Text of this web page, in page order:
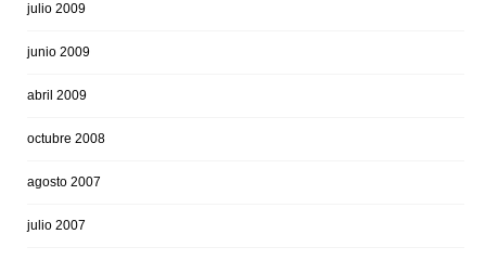
julio 2009
junio 2009
abril 2009
octubre 2008
agosto 2007
julio 2007